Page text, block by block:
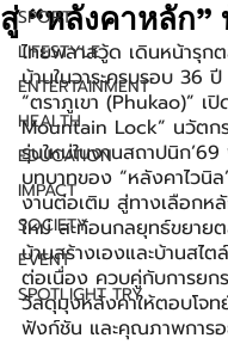
SPORT
LIFESTYLE
ENTERTAINMENT
HEALTH
EDUCATION
IMPACT
SOCIETY
EVENT
SPOTLIGHT TRY
สู่ “หลังคาหลัก”
ไทยพลาสวู้ด เดินหน้ารุก
บ้านในวาระครบรอบ 36
“ตราภูเขา (Phukao)” เ
Mountain Lock” นวัตก
รุ่นใหม่ในงานสถาปนิก
บทบาทของ “หลังคาไวนิ
งานต่อเติม สู่ทางเลือกห
ใหม่ สะท้อนกลยุทธ์ขยาย
บ้านสร้างเองและบ้านสไต
ต่อเนื่อง ควบคู่กับการยก
วัสดุมุงหลังคาให้ตอบโจ
ฟังก์ชัน และคุณภาพการ